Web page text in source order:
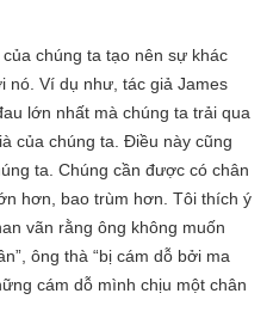
chúng ta tạo nên sự khác
nó. Ví dụ như, tác giả James
lớn nhất mà chúng ta trải qua
của chúng ta. Điều này cũng
ta. Chúng cần được có chân
hơn, bao trùm hơn. Tôi thích ý
vãn rằng ông không muốn
ông thà “bị cám dỗ bởi ma
cám dỗ mình chịu một chân